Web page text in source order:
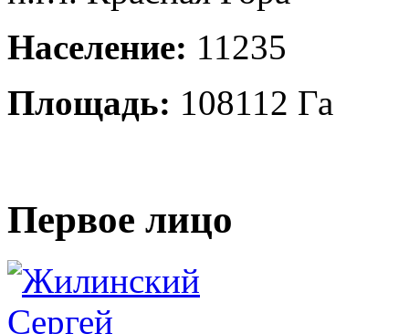
Население: 11235
Площадь: 108112 Га
Первое лицо